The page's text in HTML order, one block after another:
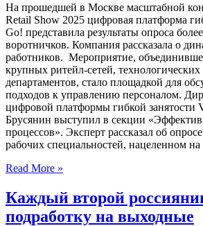
На прошедшей в Москве масштабной
Retail Show 2025 цифровая платформа
Go! представила результаты опроса
воротничков. Компания рассказала о
работников. Мероприятие,
крупных ритейл-сетей,
департаментов, стало площадкой для
подходов к управлению персоналом.
цифровой платформы гибкой занятости
Брусянин выступил в секции
процессов». Эксперт рассказал об
рабочих специальностей, нацеленном
Read More »
Каждый второй
подработку на выходные